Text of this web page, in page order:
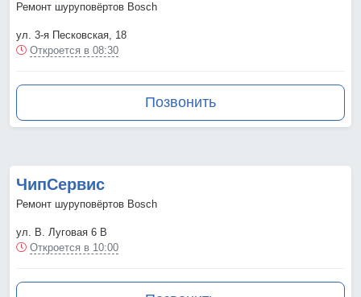
Ремонт шуруповёртов Bosch
ул. 3-я Песковская, 18
Откроется в 08:30
Позвонить
ЧипСервис
Ремонт шуруповёртов Bosch
ул. В. Луговая 6 В
Откроется в 10:00